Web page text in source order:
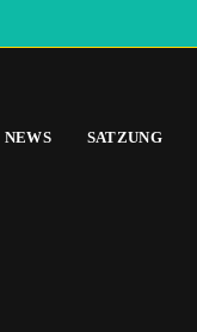
NEWS SATZUNG